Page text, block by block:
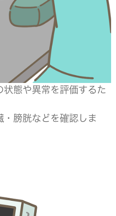
状態や異常を評価するた
・膀胱などを確認しま